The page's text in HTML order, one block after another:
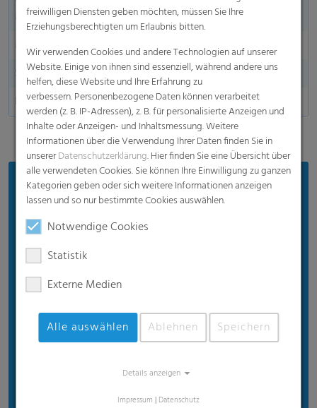
Material
Made in Germany
Sauerstoffdurchlässigkeit
Dart Drop
Vorteile
Gewährleistet eine gute Silagequalität
Effizienter Preis
Geeignet für moderates Wetter
freiwilligen Diensten geben möchten, müssen Sie Ihre
Erziehungsberechtigten um Erlaubnis bitten.
Wir verwenden Cookies und andere Technologien auf unserer
Website. Einige von ihnen sind essenziell, während andere uns
helfen, diese Website und Ihre Erfahrung zu
verbessern. Personenbezogene Daten können verarbeitet
werden (z. B. IP-Adressen), z. B. für personalisierte Anzeigen und
Inhalte oder Anzeigen- und Inhaltsmessung. Weitere
Informationen über die Verwendung Ihrer Daten finden Sie in
unsererDatenschutzerklärung. Hier finden Sie eine Übersicht über
alle verwendeten Cookies. Sie können Ihre Einwilligung zu ganzen
Kategorien geben oder sich weitere Informationen anzeigen
lassen und so nur bestimmte Cookies auswählen.
Notwendige Cookies
Statistik
Externe Medien
Alle auswählen Ablehnen Speichern
Details anzeigen
Impressum | Datenschutz